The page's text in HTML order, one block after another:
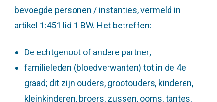
bevoegde personen / instanties, vermeld in
artikel 1:451 lid 1 BW. Het betreffen:
De echtgenoot of andere partner;
familieleden (bloedverwanten) tot in de 4e
graad; dit zijn ouders, grootouders, kinderen,
kleinkinderen, broers, zussen, ooms, tantes,